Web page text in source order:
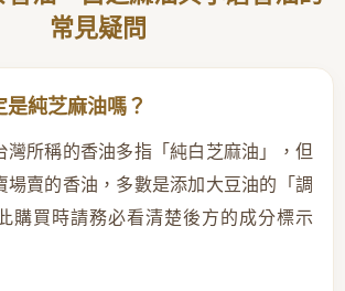
常見疑問
是純芝麻油嗎？
灣所稱的香油多指「純白芝麻油」，但
場賣的香油，多數是添加大豆油的「調
購買時請務必看清楚後方的成分標示